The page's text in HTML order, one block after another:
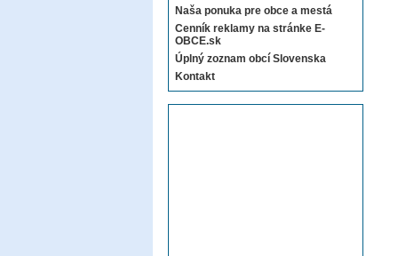
Naša ponuka pre obce a mestá
Cenník reklamy na stránke E-
OBCE.sk
Úplný zoznam obcí Slovenska
Kontakt